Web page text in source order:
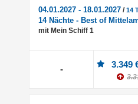
04.01.2027 - 18.01.2027 /14
14 Nächte - Best of
mit Mein Schiff 1
- 3.349